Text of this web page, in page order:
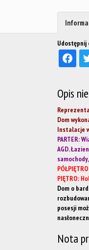
Opis
Dom
Instalacje
PARTER:
AGD.
PIĘTRO:
Dom o
posesji
Nota